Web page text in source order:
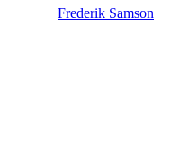
Frederik Samson